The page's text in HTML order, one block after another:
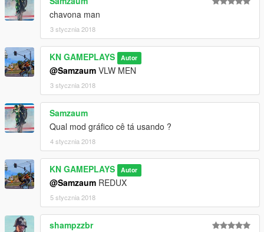
chavona man
3 stycznia 2018
KN GAMEPLAYS Autor
@Samzaum VLW MEN
3 stycznia 2018
Samzaum
Qual mod gráfico cê tá usando ?
4 stycznia 2018
KN GAMEPLAYS Autor
@Samzaum REDUX
5 stycznia 2018
shampzzbr